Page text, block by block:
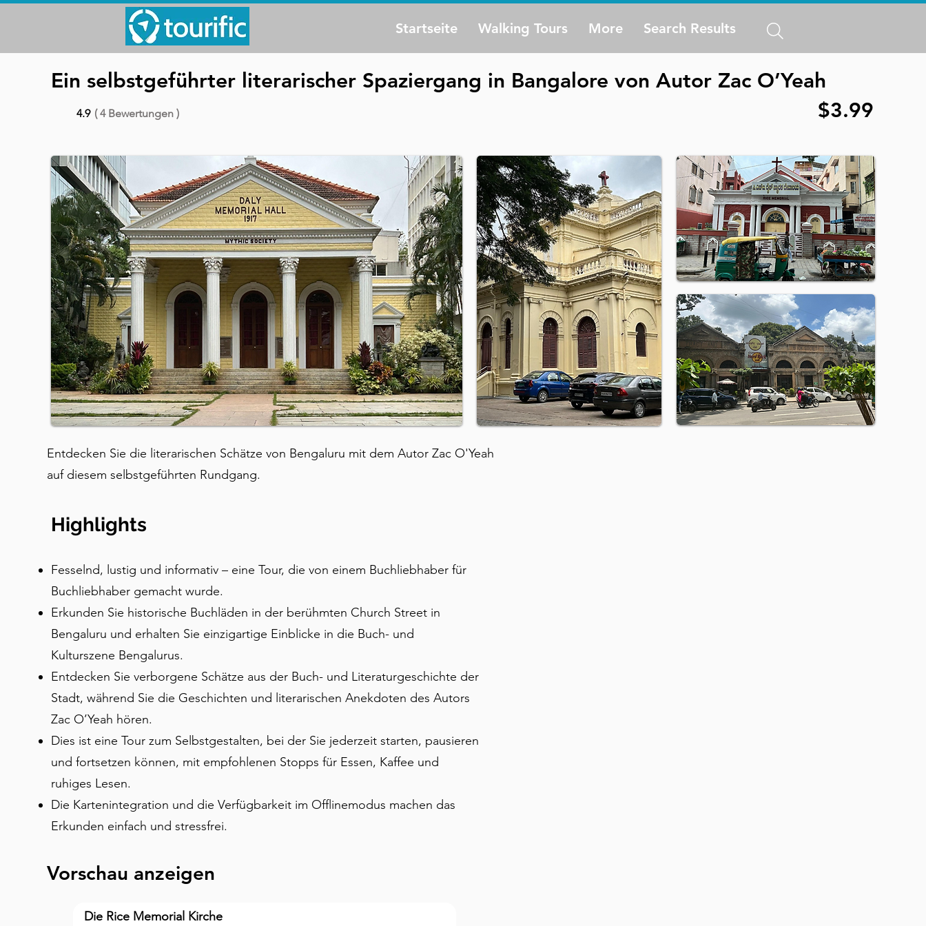
Startseite Walking Tours More Search Results
Ein selbstgeführter literarischer Spaziergang in Bangalore von Autor Zac O’Yeah
4.9 ( 4 Bewertungen ) $3.99
Entdecken Sie die literarischen Schätze von Bengaluru mit dem Autor Zac O'Yeah
auf diesem selbstgeführten Rundgang.
Highlights
Fesselnd, lustig und informativ – eine Tour, die von einem Buchliebhaber für
Buchliebhaber gemacht wurde.
Erkunden Sie historische Buchläden in der berühmten Church Street in
Bengaluru und erhalten Sie einzigartige Einblicke in die Buch- und
Kulturszene Bengalurus.
Entdecken Sie verborgene Schätze aus der Buch- und Literaturgeschichte der
Stadt, während Sie die Geschichten und literarischen Anekdoten des Autors
Zac O’Yeah hören.
Dies ist eine Tour zum Selbstgestalten, bei der Sie jederzeit starten, pausieren
und fortsetzen können, mit empfohlenen Stopps für Essen, Kaffee und
ruhiges Lesen.
Die Kartenintegration und die Verfügbarkeit im Offlinemodus machen das
Erkunden einfach und stressfrei.
Vorschau anzeigen
Die Rice Memorial Kirche